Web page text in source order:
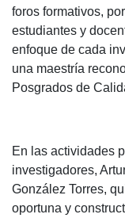
foros formativos,
estudiantes y
enfoque de cada
una maestría
Posgrados de
En las actividades
investigadores,
González Torres,
oportuna y